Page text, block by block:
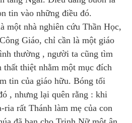
tin vào những điều đó.
một nhà nghiên cứu Thần Học,
Giáo, chỉ cần là một giáo
thường , người ta cũng tìm
thiệt nhằm một mục đích
tin của giáo hữu. Bóng tối
, nhưng lại quên rằng : khi
rất Thánh làm mẹ của con